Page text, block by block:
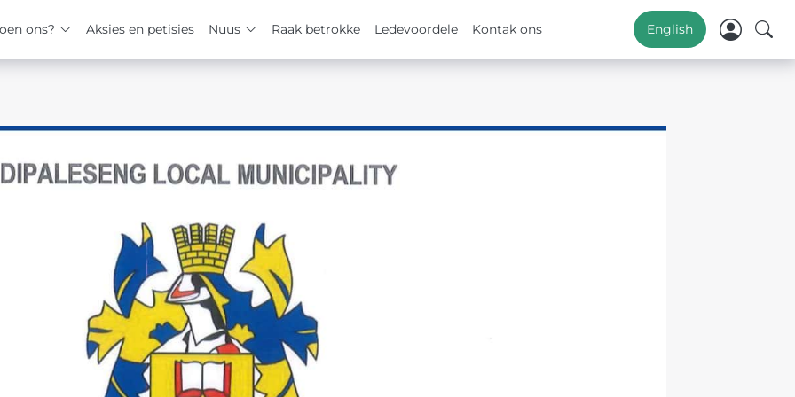
ons? Aksies en petisies Nuus Raak betrokke Ledevoordele Kontak ons English